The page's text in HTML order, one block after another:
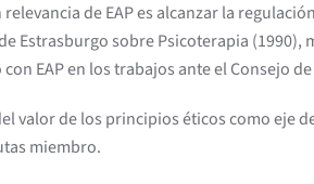
relevancia de EAP es alcanzar la
Estrasburgo sobre Psicoterapia (1990),
EAP en los trabajos ante el Consejo
valor de los principios éticos como eje
miembro.